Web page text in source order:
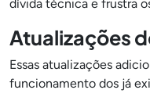
dívida técnica e frustra
Atualizações
Essas atualizações
funcionamento dos já